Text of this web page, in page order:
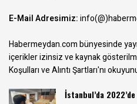
E-Mail Adresimiz:
Habermeydan.com bünyesinde
içerikler izinsiz ve kaynak
Koşulları ve Alıntı Şartları'nı
İstanbul’da